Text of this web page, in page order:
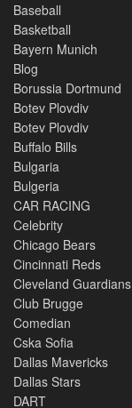
Baseball
Basketball
Bayern Munich
Blog
Borussia Dortmund
Botev Plovdiv
Botev Plovdiv
Buffalo Bills
Bulgaria
Bulgeria
CAR RACING
Celebrity
Chicago Bears
Cincinnati Reds
Cleveland Guardians
Club Brugge
Comedian
Cska Sofia
Dallas Mavericks
Dallas Stars
DART